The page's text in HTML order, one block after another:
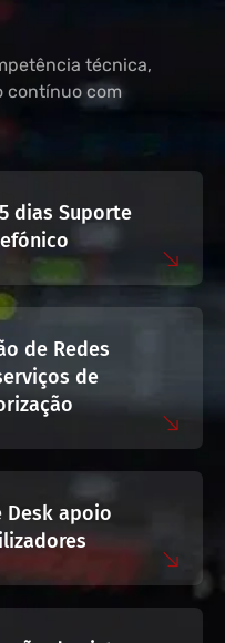
técnica,
contínuo com
dias Suporte
de Redes
de
Desk apoio